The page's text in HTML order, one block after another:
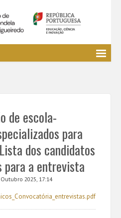
)
de escola-
para
dos candidatos
para a entrevista
2025, 17:14